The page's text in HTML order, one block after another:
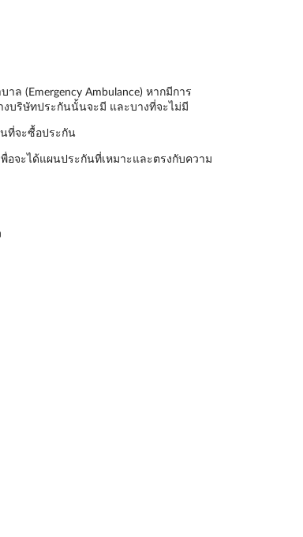
(Emergency Ambulance) หากมีการ
บริษัทประกันนั้นจะมี และบางที่จะไม่มี
ที่จะซื้อประกัน
อจะได้แผนประกันที่เหมาะและตรงกับความ